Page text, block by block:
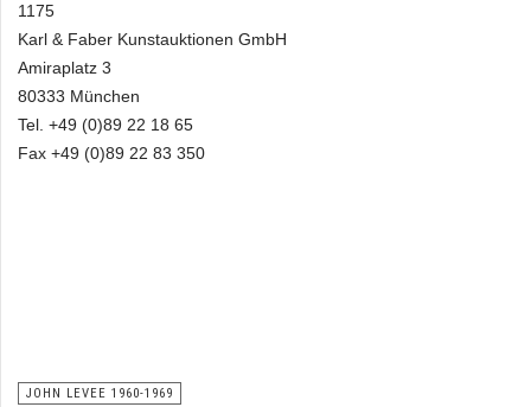
1175
Karl & Faber Kunstauktionen GmbH
Amiraplatz 3
80333 München
Tel. +49 (0)89 22 18 65
Fax +49 (0)89 22 83 350
JOHN LEVEE 1960-1969